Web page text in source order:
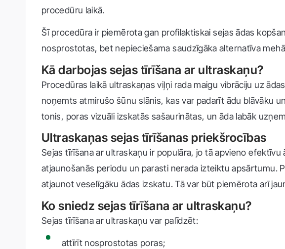
procedūru laikā.
Šī procedūra ir piemērota gan profilaktiskai sejas ādas
nosprostotas, bet nepieciešama saudzīgāka alternatīva
Kā darbojas sejas tīrīšana ar ultraskaņu?
Procedūras laikā ultraskaņas viļņi rada maigu vibrāciju uz
noņemts atmirušo šūnu slānis, kas var padarīt ādu blāvāku
tonis, poras vizuāli izskatās sašaurinātas, un āda labāk
Ultraskaņas sejas tīrīšanas priekšrocības
Sejas tīrīšana ar ultraskaņu ir populāra, jo tā apvieno
atjaunošanās periodu un parasti nerada izteiktu
atjaunot veselīgāku ādas izskatu. Tā var būt piemērota arī
Ko sniedz sejas tīrīšana ar ultraskaņu?
Sejas tīrīšana ar ultraskaņu var palīdzēt:
attīrīt nosprostotas poras;